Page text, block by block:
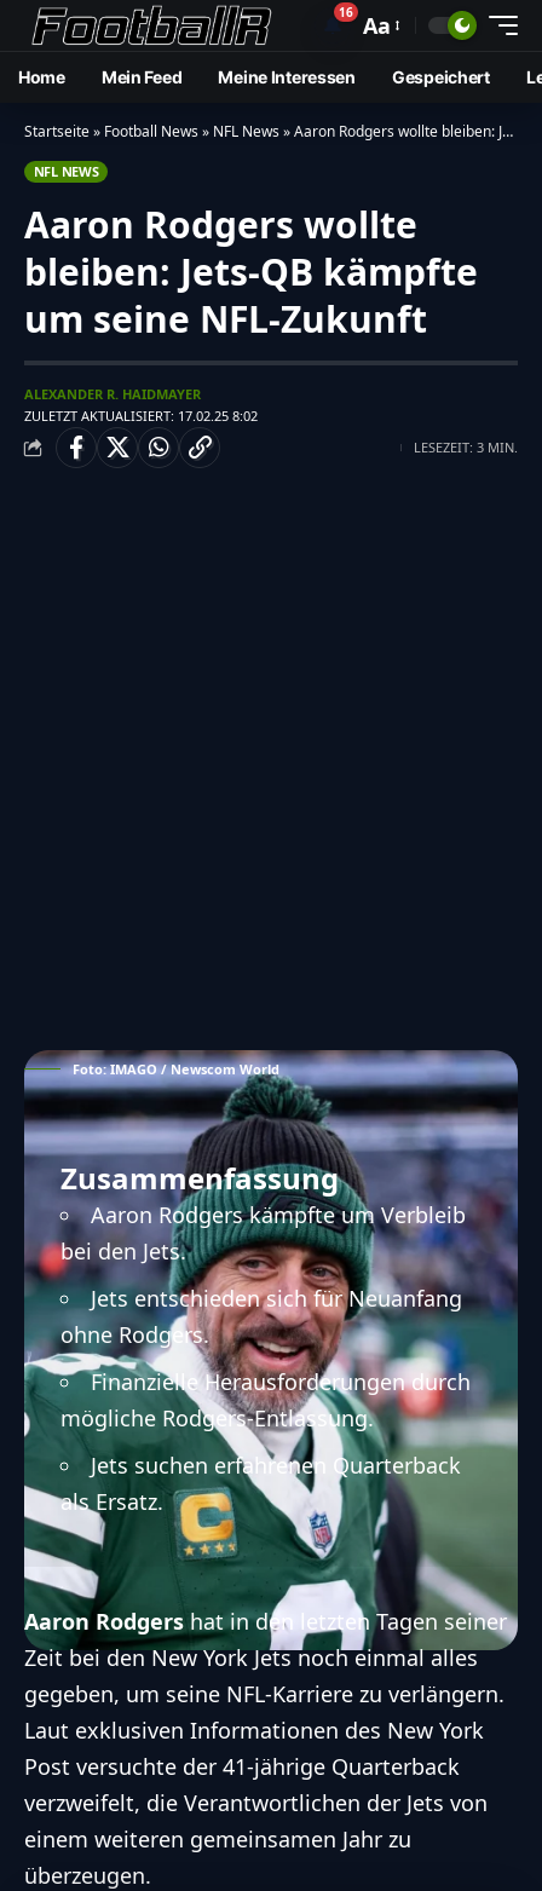
🔔16 Aa
Home Mein Feed Meine Interessen Gespeichert
Startseite» Football News» NFL News»Aaron Rodgers wollte bleiben: Jets-QB kämpfte um seine NFL-Zukunft
NFL NEWS
Aaron Rodgers wollte
bleiben: Jets-QB kämpfte
um seine NFL-Zukunft
ZULETZT AKTUALISIERT: 17.02.25 8:02
ALEXANDER R. HAIDMAYER
LESEZEIT: 3 MIN.
Foto: IMAGO / Newscom World
Zusammenfassung
Aaron Rodgers kämpfte um Verbleib
bei den Jets.
Jets entschieden sich für Neuanfang
ohne Rodgers.
Finanzielle Herausforderungen durch
mögliche Rodgers-Entlassung.
Jets suchen erfahrenen Quarterback
als Ersatz.
Aaron Rodgers hatin den letzten Tagen seiner
Zeit bei denNew York Jetsnoch einmal alles
gegeben, um seine NFL-Karriere zu verlängern.
Laut exklusiven Informationen des New York
Post versuchte der 41-jährige Quarterback
verzweifelt, die Verantwortlichen der Jets von
einem weiteren gemeinsamen Jahr zu
überzeugen.